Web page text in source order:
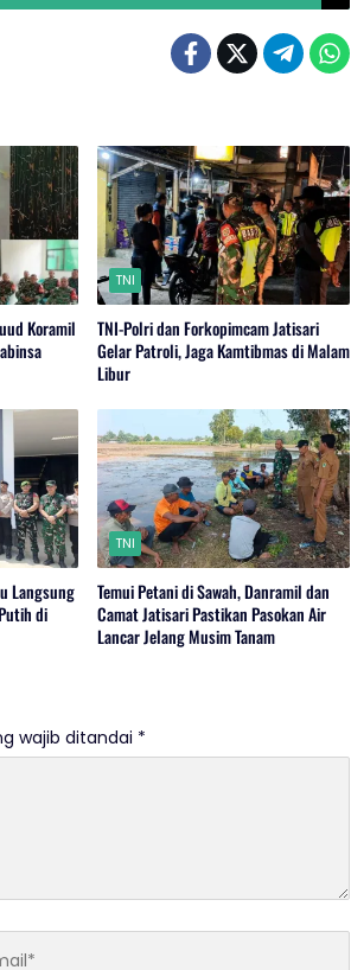
Koramil
TNI
TNI-Polri dan Forkopimcam Jatisari
Gelar Patroli, Jaga Kamtibmas di Malam
Libur
Langsung
di
TNI
Temui Petani di Sawah, Danramil dan
Camat Jatisari Pastikan Pasokan Air
Lancar Jelang Musim Tanam
wajib ditandai *